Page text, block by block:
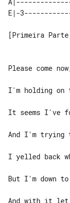
[Primeira
Please come
I'm holding
It seems I've
And I'm trying
I yelled back
But I'm down
And with it let